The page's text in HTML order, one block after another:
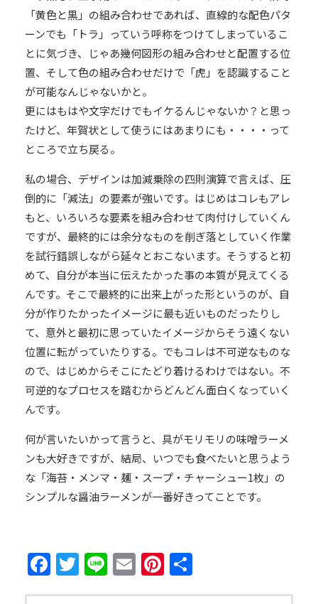
「黄色と黒」の組み合わせであれば、直線的な配色パタ
ーンでも「トラ」っていう呼称をつけてしまっているこ
とに気づき、じゃあ幾何図形の組み合わせと配置する位
置、そして色の組み合わせだけで「虎」を認識すること
が可能なんじゃないかと。
更にはもはや文字だけでもイケるんじゃないか？と思っ
たけど、年賀状として使うにはあまりにも・・・・って
ところで立ち戻る。
私の場合、デザインは加減乗除の四則演算で言えば、圧
倒的に「減法」の要素が強いです。はじめはコレもアレ
もと、いろいろな要素を組み合わせて肉付けしていくん
ですが、最終的には余分なものを削ぎ落としていく作業
を試行錯誤しながら延々とおこないます。そうすると初
めて、自分が本当に伝えたかった事の本質が見えてくる
んです。そこで最終的に出来上がった形というのが、自
分が作りたかったイメージに最も近いものだったりし
て、意外と最初に思っていたイメージからそう遠くない
位置に転がっていたりする。でもコレは不可逆なものな
ので、はじめからそこにたどり着けるわけではない。不
可逆的なプロセスを踏むからどんどん面白くなっていく
んです。
何が言いたいかって言うと、具がモリモリの味噌ラーメ
ンも大好きですが、結局、いつでも食べたいと思うよう
な「海苔・メンマ・麺・スープ・チャーシュー1枚」の
シンプルな醤油ラーメンが一番好きってことです。
Facebook
Twitter
LineEmailPinterest
有